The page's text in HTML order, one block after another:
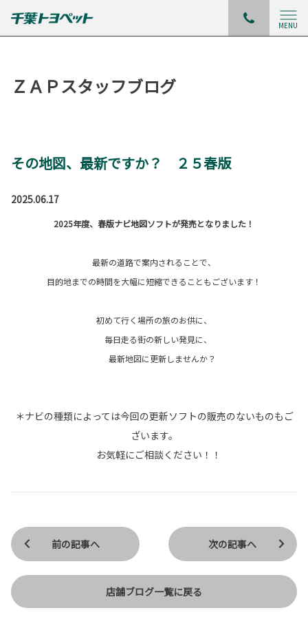
MENU
ＺＡＰスタッフブログ
その地図、最新ですか？ ２５春版
2025.06.17
2025年度、春版ナビ地図ソフトが発売となりました！
最新の道路で案内されることで、
目的地までの時間を大幅に短縮できることもございます！
初めて行く場所の旅のお供に、
毎日走る街の新しい発見に、
最新地図に更新しませんか？
＊ナビの種類によっては今回の更新ソフトの販売のないものもご
ざいます。
お気軽にご相談ください！！
前の記事へ
店舗ブログ一覧に戻る
次の記事へ